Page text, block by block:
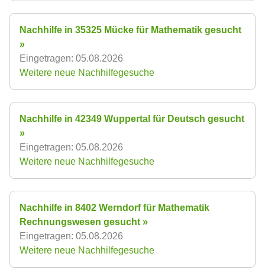
Nachhilfe in 35325 Mücke für Mathematik gesucht
»
Eingetragen: 05.08.2026
Weitere neue Nachhilfegesuche
Nachhilfe in 42349 Wuppertal für Deutsch gesucht
»
Eingetragen: 05.08.2026
Weitere neue Nachhilfegesuche
Nachhilfe in 8402 Werndorf für Mathematik
Rechnungswesen gesucht »
Eingetragen: 05.08.2026
Weitere neue Nachhilfegesuche